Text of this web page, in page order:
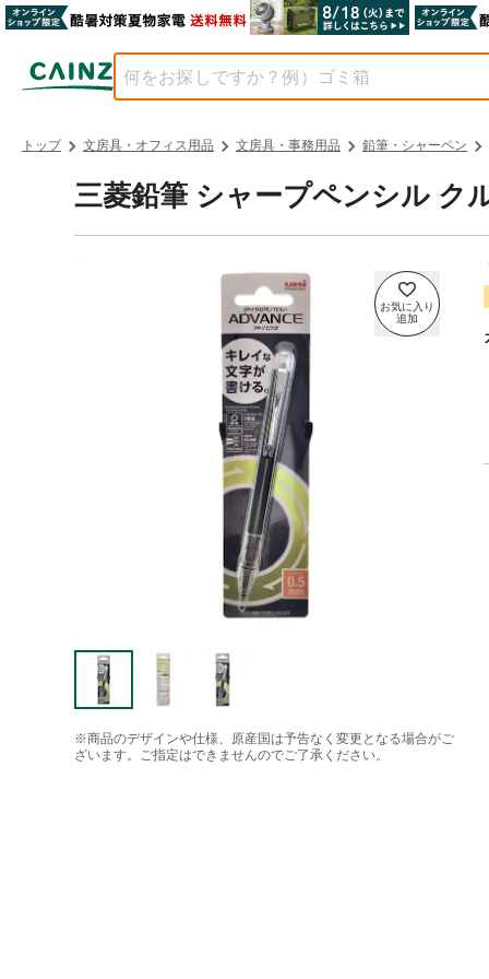
トップ 文房具・オフィス用品 文房具・事務用品 鉛筆・シャーペン
三菱鉛筆 シャープペンシル ク
※商品のデザインや仕様、原産国は予告なく変更となる場合がご
ざいます。ご指定はできませんのでご了承ください。